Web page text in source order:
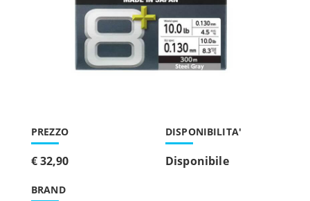
PREZZO
€ 32,90
BRAND
DISPONIBILITA'
Disponibile